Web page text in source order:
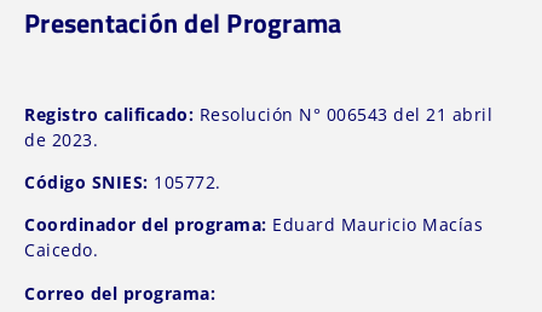
Presentación del Programa
Registro calificado: Resolución N° 006543 del 21 abril
de 2023.
Código SNIES: 105772.
Coordinador del programa: Eduard Mauricio Macías
Caicedo.
Correo del programa: